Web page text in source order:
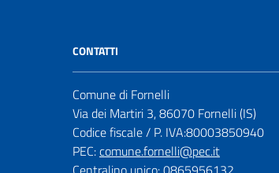
CONTATTI
Comune di Fornelli
Via dei Martiri 3, 86070 Fornelli (IS)
Codice fiscale / P. IVA:80003850940
PEC:comune.fornelli@pec.it